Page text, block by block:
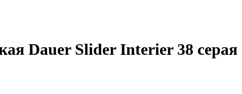
Dauer Slider Interier 38 серая